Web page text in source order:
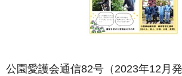
公園愛護会通信82号（2023年12月発